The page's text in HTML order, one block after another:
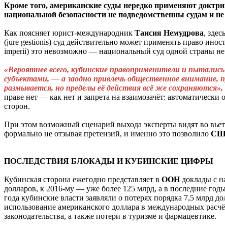
Кроме того, американские суды нередко применяют
национальной безопасности не подведомственны судам и
Как поясняет юрист-международник Таисия Немудрова,
(jure gestionis) суд действительно может применять право
imperii) это невозможно — национальный суд одной страны не
«Вероятнее всего, кубинские правоприменители и
субъектами, — а заодно привлечь общественное
размывается, но пределы её действия всё же сохраняются»,
праве нет — как нет и запрета на взаимозачёт:
сторон.
При этом возможный сценарий выхода эксперты видят во
формально не отзывая претензий, и именно это позволило
ПОСЛЕДСТВИЯ БЛОКАДЫ И КУБИНСКИЕ ЦИФРЫ
Кубинская сторона ежегодно представляет в ООН доклады с
долларов, к 2016-му — уже более 125 млрд, а в последние
года кубинские власти заявляли о потерях порядка 7,5
использование американского доллара в международных
законодательства, а также потери в туризме и фармацевтике.